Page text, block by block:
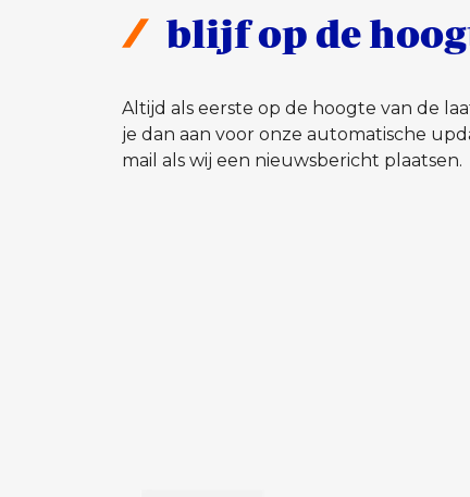
blijf op de
Altijd als eerste op de hoogte van de
je dan aan voor onze automatische
mail als wij een nieuwsbericht plaatsen.